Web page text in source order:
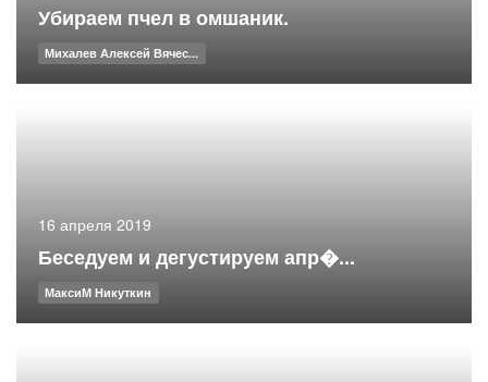
Убираем пчел в омшаник.
Михалев Алексей Вячес...
16 апреля 2019
Беседуем и дегустируем апр�...
МаксиМ Никуткин